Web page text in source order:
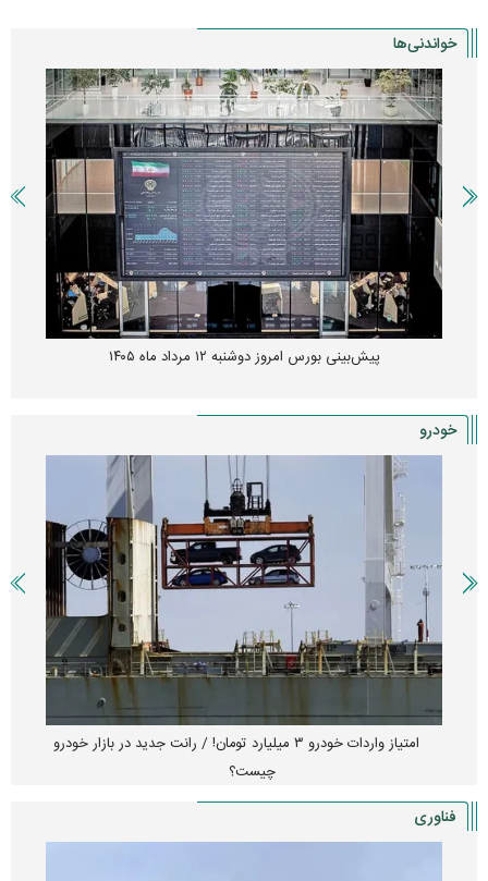
خواندنی‌ها
پیش‌بینی بورس امروز دوشنبه ۱۲ مرداد ماه ۱۴۰۵
خودرو
امتیاز واردات خودرو ۳ میلیارد تومان! / رانت جدید در بازار خودرو
چیست؟
فناوری